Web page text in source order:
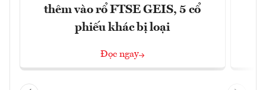
thêm vào rổ FTSE GEIS, 5 cổ
phiếu khác bị loại
Đọc ngay